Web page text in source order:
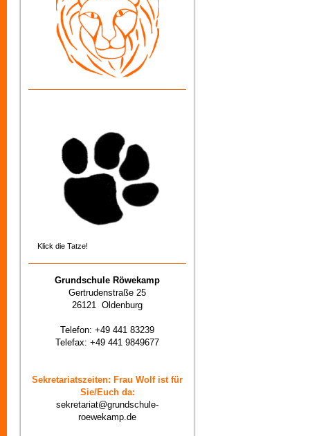
Klick die Tatze!
Grundschule Röwekamp
Gertrudenstraße 25
26121 Oldenburg
Telefon: +49 441 83239
Telefax: +49 441 9849677
Sekretariatszeiten: Frau Wolf ist für
Sie/Euch da:
sekretariat@grundschule-
roewekamp.de